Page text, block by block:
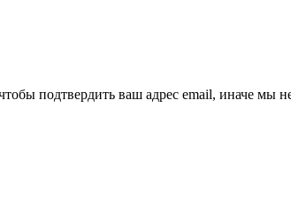
подтвердить ваш адрес email, иначе мы